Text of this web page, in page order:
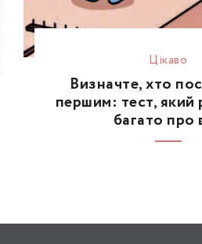
Цікаво
Визначте, хто
першим: тест, який
багато про